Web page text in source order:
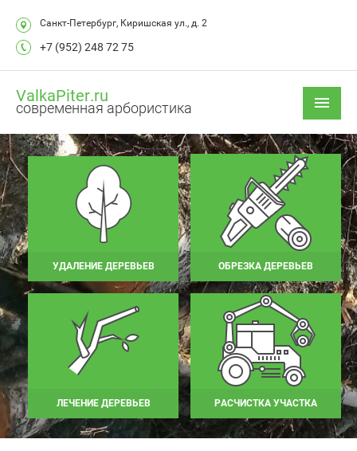
Санкт-Петербург, Киришская ул., д. 2
+7 (952) 248 72 75
ValkaPiter.ru
современная арбористика
УДАЛЕНИЕ ДЕРЕВЬЕВ ОБРЕЗКА ДЕРЕВЬЕВ
ЛЕЧЕНИЕ ДЕРЕВЬЕВ РАСЧИСТКА УЧАСТКА